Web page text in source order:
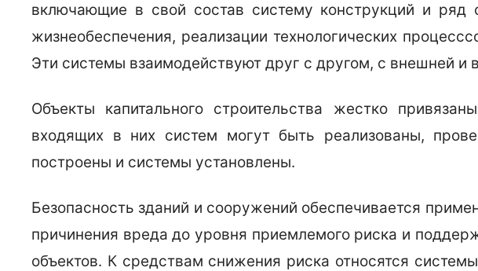
включающие в свой состав систему конструкций и
жизнеобеспечения, реализации технологических
Эти системы взаимодействуют друг с другом, с внешней и
Объекты капитального строительства жестко
входящих в них систем могут быть реализованы,
построены и системы установлены.
Безопасность зданий и сооружений обеспечивается
причинения вреда до уровня приемлемого риска и
объектов. К средствам снижения риска относятся